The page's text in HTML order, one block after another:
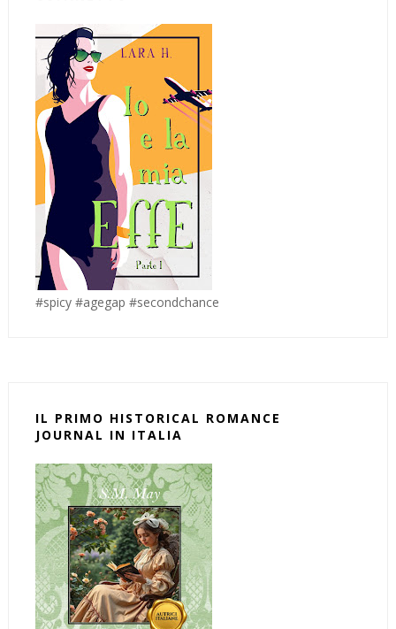
#spicy #agegap #secondchance
IL PRIMO HISTORICAL ROMANCE
JOURNAL IN ITALIA